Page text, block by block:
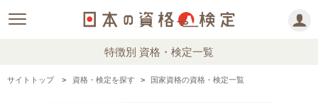
特徴別 資格・検定一覧
サイトトップ 資格・検定を探す 国家資格の資格・検定一覧